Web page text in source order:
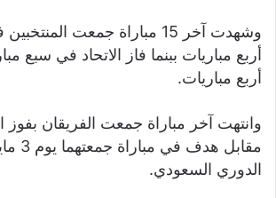
وشهدت آخر 15 مباراة جمعت
أربع مباريات ببنما فاز الاتحاد في سبع
أربع مباريات.
وانتهت آخر مباراة جمعت الفريقان بفوز
مقابل
الدوري السعودي.